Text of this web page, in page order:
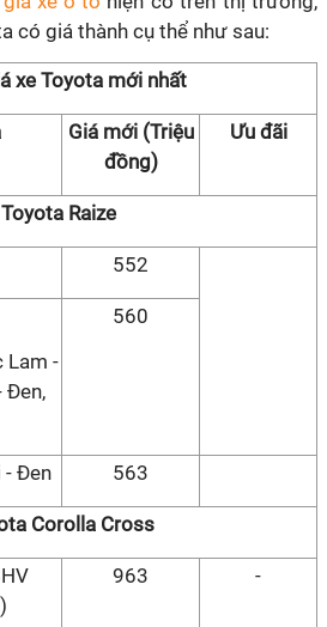
có giá thành cụ thể như sau:
xe Toyota mới nhất
Giá mới (Triệu
đồng)
Ưu đãi
Toyota Raize
552
Lam -
Đen,
560
- Đen 563
Corolla Cross
963 -